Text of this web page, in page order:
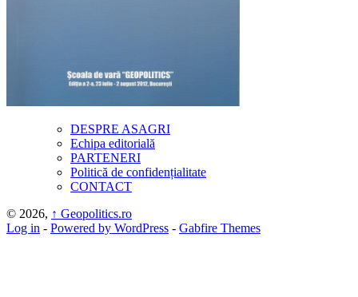
DESPRE ASAGRI
Echipa editorială
PARTENERI
Politică de confidențialitate
CONTACT
© 2026, ↑ Geopolitics.ro
Log in - Powered by WordPress - Gabfire Themes